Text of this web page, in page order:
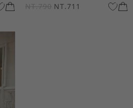
NT.790 NT.711